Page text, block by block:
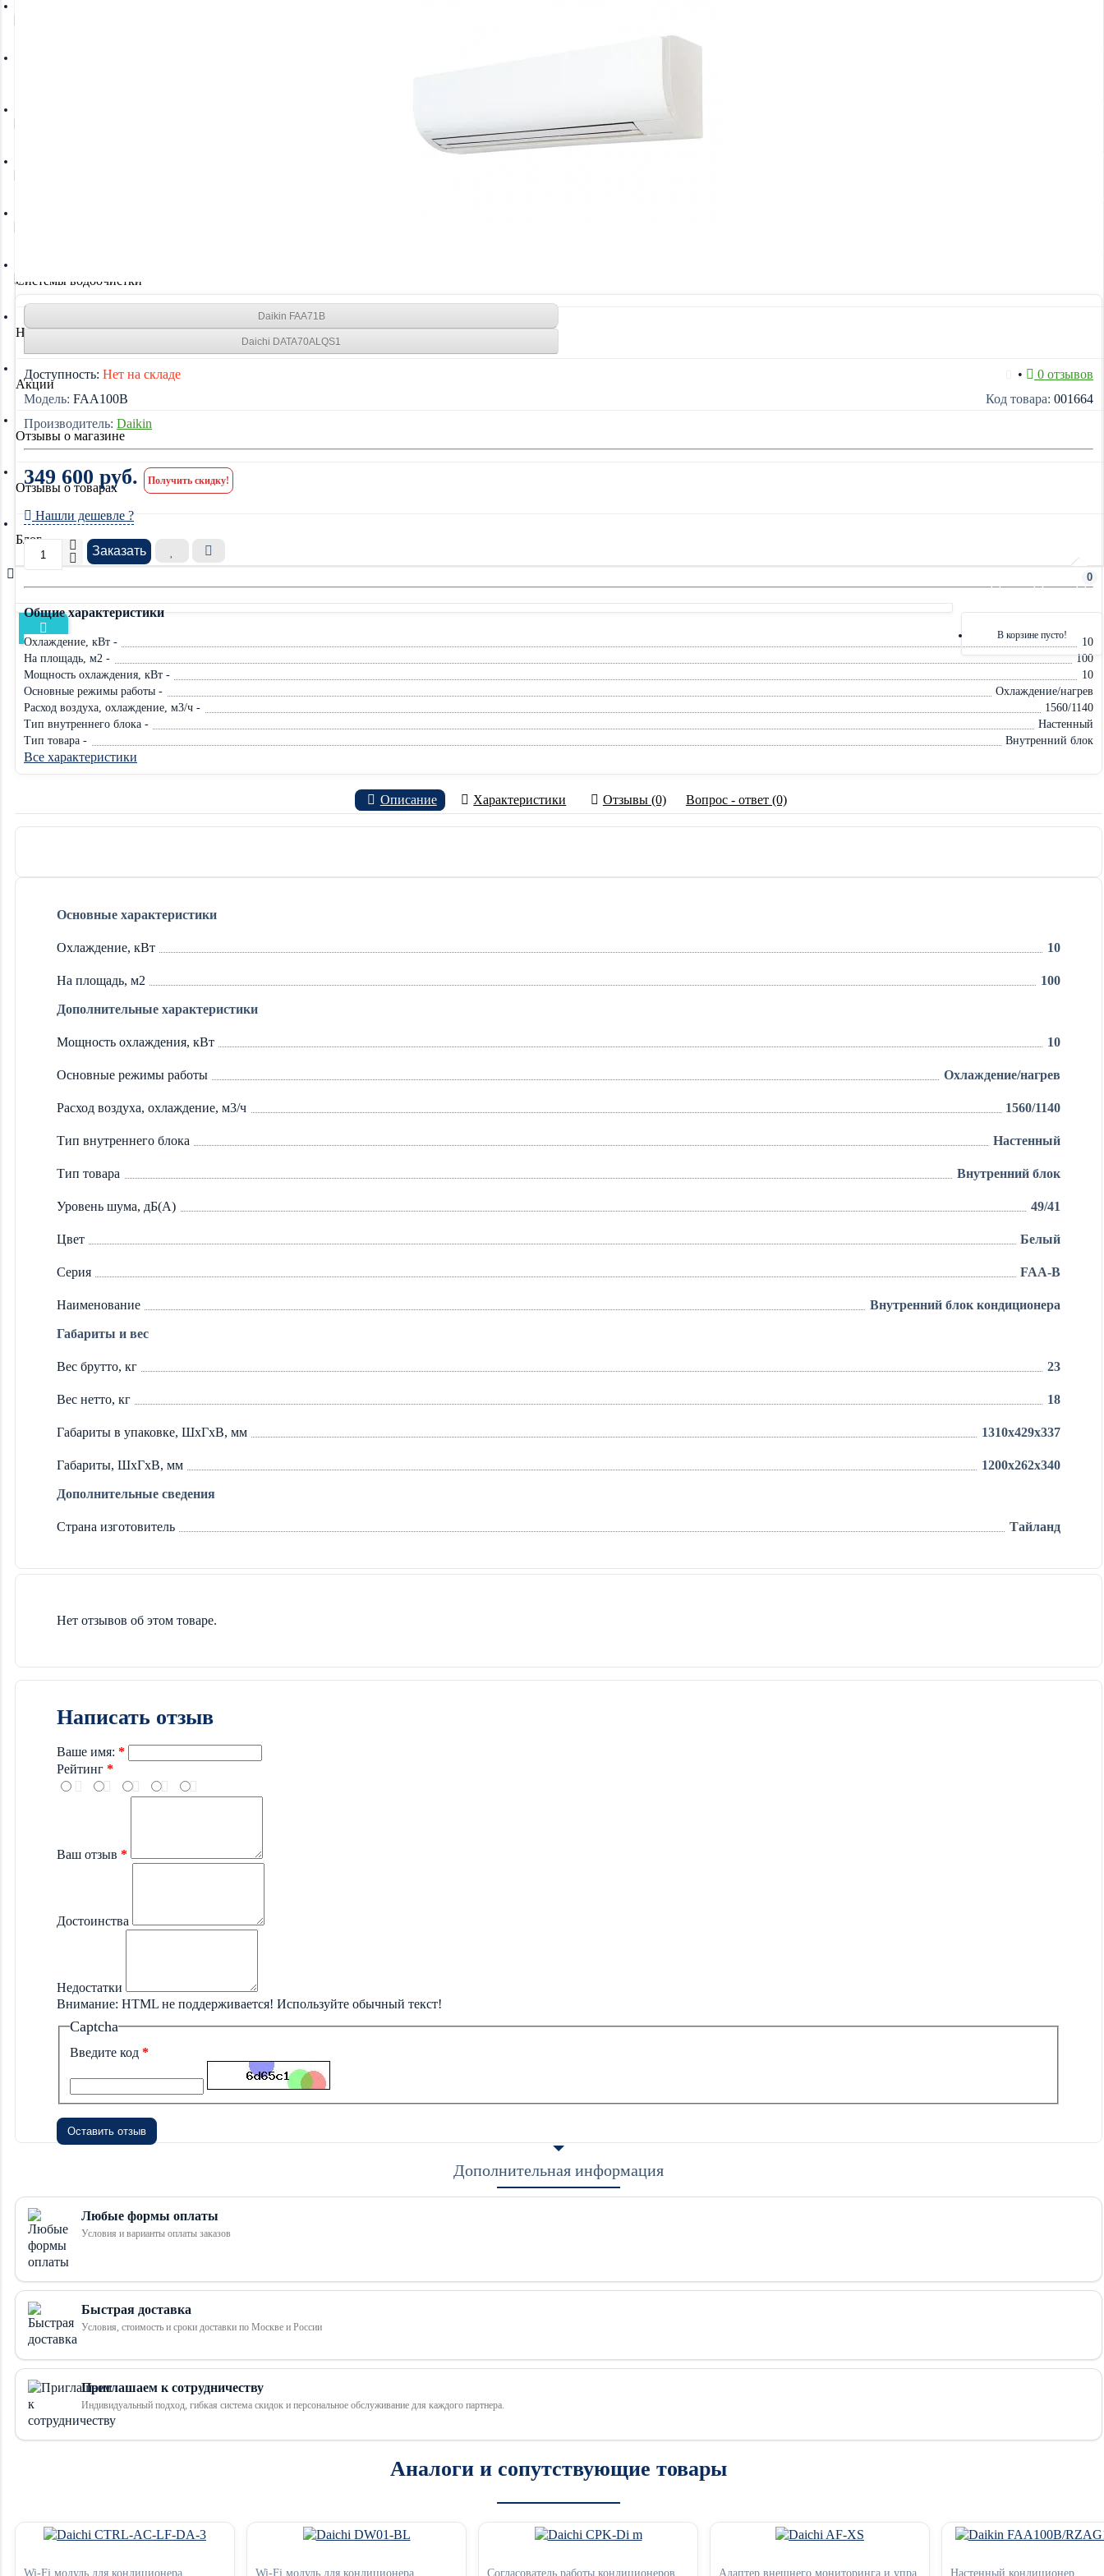
Системы водоочистки
Новинки
Акции
Отзывы о магазине
Отзывы о товарах
Блог
0
В корзине пусто!
Daikin FAA71B
Daichi DATA70ALQS1
Доступность: Нет на складе •
0 отзывов
Модель: FAA100B Код товара: 001664
Производитель: Daikin
349 600 руб. Получить скидку!
Нашли дешевле ?
Заказать
Общие характеристики
Охлаждение, кВт -
10
На площадь, м2 -
100
Мощность охлаждения, кВт -
10
Основные режимы работы -
Охлаждение/нагрев
Расход воздуха, охлаждение, м3/ч -
1560/1140
Тип внутреннего блока -
Настенный
Тип товара -
Внутренний блок
Все характеристики
Описание Характеристики Отзывы (0) Вопрос - ответ (0)
Основные характеристики
Охлаждение, кВт 10
На площадь, м2 100
Дополнительные характеристики
Мощность охлаждения, кВт 10
Основные режимы работы Охлаждение/нагрев
Расход воздуха, охлаждение, м3/ч 1560/1140
Тип внутреннего блока Настенный
Тип товара Внутренний блок
Уровень шума, дБ(А) 49/41
Цвет Белый
Серия FAA-B
Наименование Внутренний блок кондиционера
Габариты и вес
Вес брутто, кг 23
Вес нетто, кг 18
Габариты в упаковке, ШхГхВ, мм 1310x429x337
Габариты, ШхГхВ, мм 1200x262x340
Дополнительные сведения
Страна изготовитель Тайланд
Нет отзывов об этом товаре.
Написать отзыв
Ваше имя:
Рейтинг
Ваш отзыв
Достоинства
Недостатки
Внимание: HTML не поддерживается! Используйте обычный текст!
Captcha
Введите код
Оставить отзыв
Дополнительная информация
Любые формы оплаты
Условия и варианты оплаты заказов
Быстрая доставка
Условия, стоимость и сроки доставки по Москве и России
Приглашаем к сотрудничеству
Индивидуальный подход, гибкая система скидок и персональное обслуживание для каждого партнера.
Аналоги и сопутствующие товары
Wi-Fi модуль для кондиционера Wi-Fi модуль для кондиционера Согласователь работы кондиционеров Адаптер внешнего мониторинга и упра Настенный кондиционер